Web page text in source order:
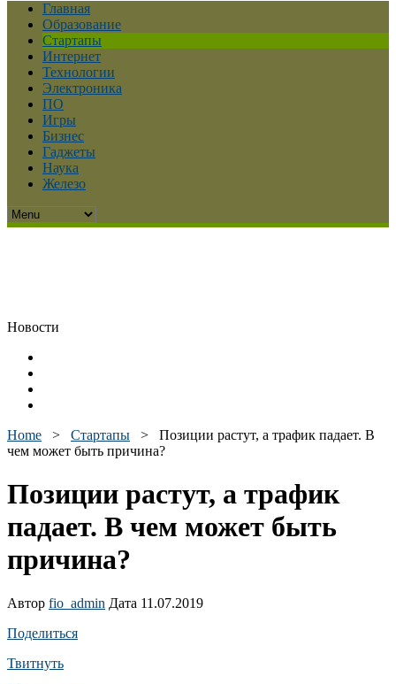
Главная
Образование
Стартапы
Интернет
Технологии
Электроника
ПО
Игры
Бизнес
Гаджеты
Наука
Железо
Новости
Home > Стартапы > Позиции растут, а трафик падает. В
чем может быть причина?
Позиции растут, а трафик
падает. В чем может быть
причина?
Автор fio_admin Дата 11.07.2019
Поделиться
Твитнуть